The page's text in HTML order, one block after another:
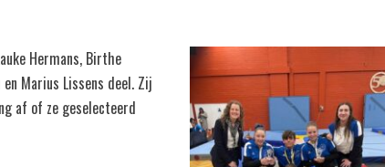
Hermans, Birthe
Marius Lissens deel. Zij
af of ze geselecteerd